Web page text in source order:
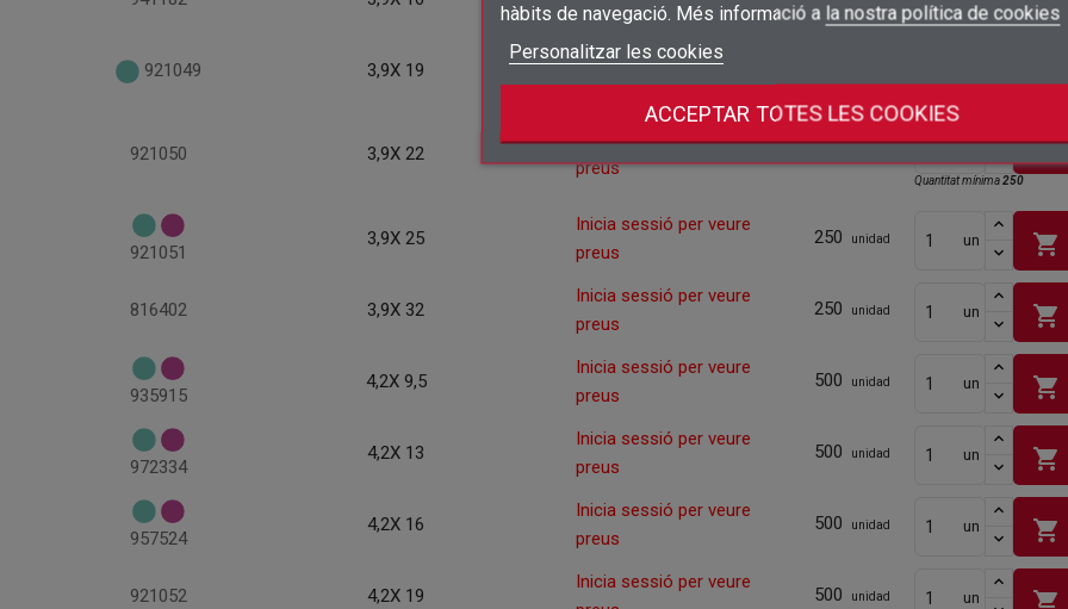
add_circle_outline
Crear una llista de desitjos
hàbits de navegació. Més informació a la nostra política de cookies
Personalitzar les cookies
ACCEPTAR TOTES LES COOKIES
preus
921049 3,9X 19
Inicia sessió per veure
preus
921050 3,9X 22
Inicia sessió per veure
preus
un shopping_cart
Quantitat mínima250
921051
3,9X 25
Inicia sessió per veure
preus
250 unidad un shopping_cart
816402 3,9X 32
Inicia sessió per veure
preus
250 unidad un shopping_cart
935915
4,2X 9,5
Inicia sessió per veure
preus
500 unidad un shopping_cart
972334
4,2X 13
Inicia sessió per veure
preus
500 unidad un shopping_cart
957524
4,2X 16
Inicia sessió per veure
preus
500 unidad un shopping_cart
921052 4,2X 19
Inicia sessió per veure
500 unidad un shopping_cart